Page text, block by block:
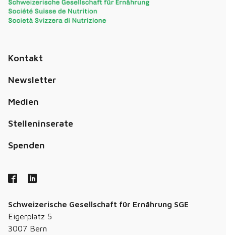
Kontakt
Newsletter
Medien
Stelleninserate
Spenden
Schweizerische Gesellschaft für Ernährung SGE
Eigerplatz 5
3007 Bern